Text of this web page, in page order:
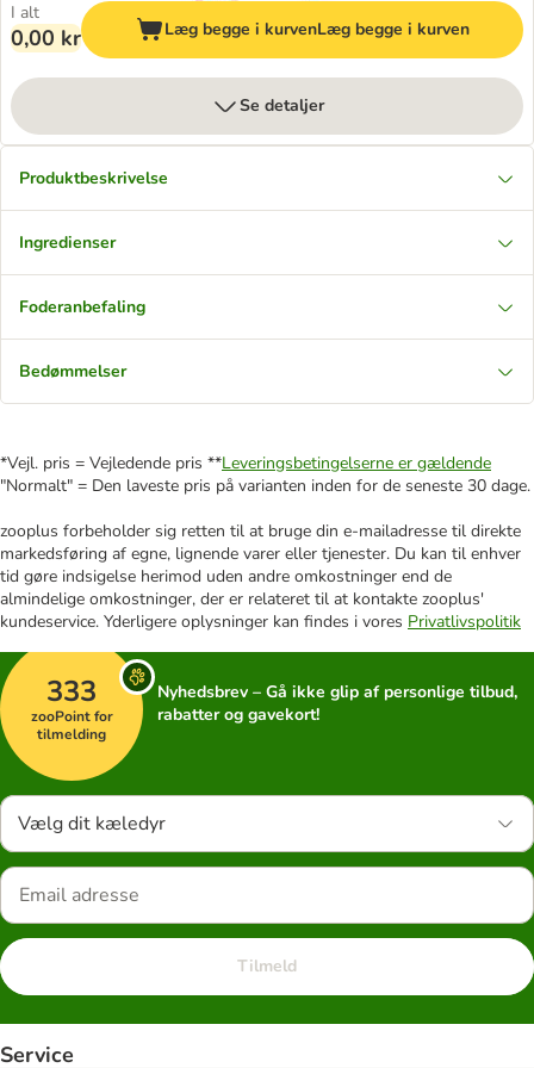
I alt
0,00 kr Læg begge i kurvenLæg begge i kurven
Se detaljer
Produktbeskrivelse
Ingredienser
Foderanbefaling
Bedømmelser
*Vejl. pris = Vejledende pris **Leveringsbetingelserne er gældende
"Normalt" = Den laveste pris på varianten inden for de seneste 30 dage.
zooplus forbeholder sig retten til at bruge din e-mailadresse til direkte
markedsføring af egne, lignende varer eller tjenester. Du kan til enhver
tid gøre indsigelse herimod uden andre omkostninger end de
almindelige omkostninger, der er relateret til at kontakte zooplus'
kundeservice. Yderligere oplysninger kan findes i vores Privatlivspolitik
333
zooPoint for
tilmelding
Nyhedsbrev – Gå ikke glip af personlige tilbud,
rabatter og gavekort!
Vælg dit kæledyr
Tilmeld
Service